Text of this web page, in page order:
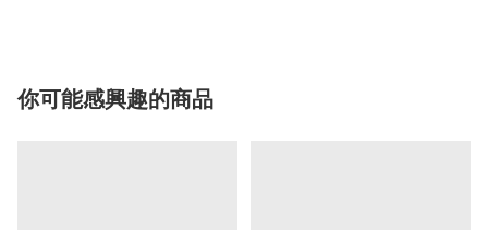
你可能感興趣的商品